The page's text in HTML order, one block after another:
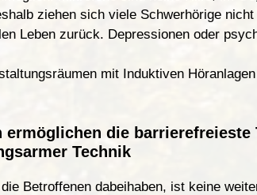
ziehen sich viele Schwerhörige
Leben zurück. Depressionen oder
mit Induktiven
ermöglichen die barrierefreieste
Technik
die Betroffenen dabeihaben, ist keine